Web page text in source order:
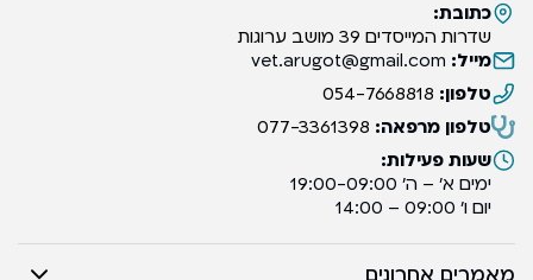
כתובת:
שדרות המייסדים 39 מושב ערוגות
מייל: vet.arugot@gmail.com
טלפון: 054-7668818
טלפון מרפאה: 077-3361398
שעות פעילות:
ימים א’ – ה’ 19:00-09:00
יום ו’ 09:00 – 14:00